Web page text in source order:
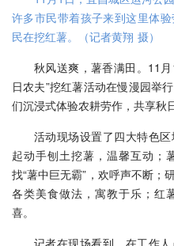
许多市民带着孩子来到这里体
民在挖红薯。（记者黄翔 摄）
秋风送爽，薯香满田。11
日农夫”挖红薯活动在慢漫园举
们沉浸式体验农耕劳作，共享秋
活动现场设置了四大特色
起动手刨土挖薯，温馨互动；
找“薯中巨无霸”，欢呼声不断；
各类美食做法，寓教于乐；红
喜。
记者在现场看到，在工作